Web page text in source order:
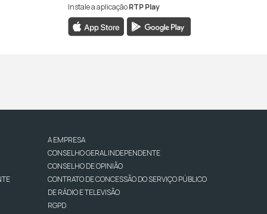
Instale a aplicaçãoRTP Play
A EMPRESA
CONSELHO GERAL INDEPENDENTE
CONSELHO DE OPINIÃO
CONTRATO DE CONCESSÃO DO SERVIÇO PÚBLICO
DE RÁDIO E TELEVISÃO
RGPD